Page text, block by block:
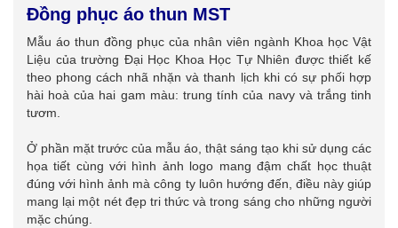
Đồng phục áo thun MST
Mẫu áo thun đồng phục của nhân viên ngành Khoa học Vật
Liệu của trường Đại Học Khoa Học Tự Nhiên được thiết kế
theo phong cách nhã nhặn và thanh lịch khi có sự phối hợp
hài hoà của hai gam màu: trung tính của navy và trắng tinh
tươm.
Ở phần mặt trước của mẫu áo, thật sáng tạo khi sử dụng các
họa tiết cùng với hình ảnh logo mang đậm chất học thuật
đúng với hình ảnh mà công ty luôn hướng đến, điều này giúp
mang lại một nét đẹp tri thức và trong sáng cho những người
mặc chúng.